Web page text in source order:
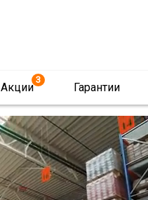
Акции
3
Гарантии